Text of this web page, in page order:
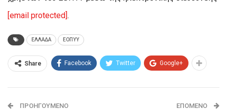
[email protected].
ΕΛΛΑΔΑ ΕΟΠΥΥ
Share Facebook Twitter Google+
ΠΡΟΗΓΟΎΜΕΝΟ ΕΠΌΜΕΝΟ